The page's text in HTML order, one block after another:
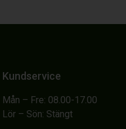
Kundservice
Mån – Fre: 08.00-17.00
Lör – Sön: Stängt